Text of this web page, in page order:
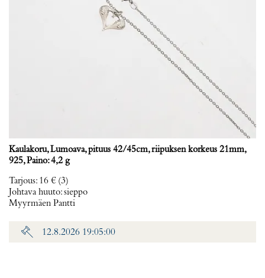
Kaulakoru, Lumoava, pituus 42/45cm, riipuksen korkeus 21mm,
925, Paino: 4,2 g
Tarjous: 16 € (3)
Johtava huuto:sieppo
Myyrmäen Pantti
12.8.2026 19:05:00